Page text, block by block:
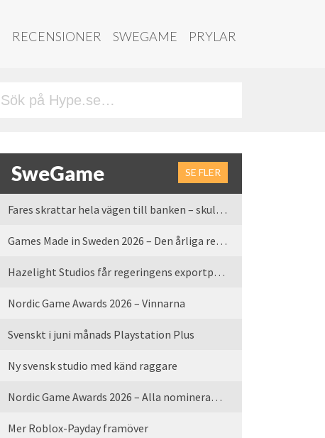
RECENSIONER SWEGAME PRYLAR
SweGame SE FLER
Fares skrattar hela vägen till banken – skulle vi tro
Games Made in Sweden 2026 – Den årliga rean är tillbaka
Hazelight Studios får regeringens exportpris 2025
Nordic Game Awards 2026 – Vinnarna
Svenskt i juni månads Playstation Plus
Ny svensk studio med känd raggare
Nordic Game Awards 2026 – Alla nominerade spel
Mer Roblox-Payday framöver